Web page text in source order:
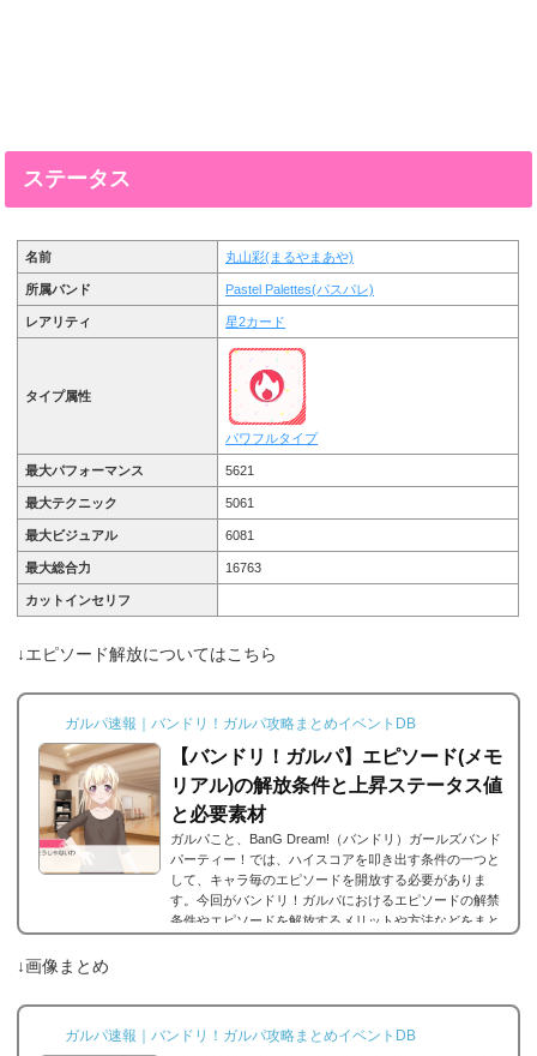
ステータス
名前 丸山彩(まるやまあや)
所属バンド Pastel Palettes(パスパレ)
レアリティ 星2カード
タイプ属性
パワフルタイプ
最大パフォーマンス 5621
最大テクニック 5061
最大ビジュアル 6081
最大総合力 16763
カットインセリフ
↓エピソード解放についてはこちら
ガルパ速報｜バンドリ！ガルパ攻略まとめイベントDB
【バンドリ！ガルパ】エピソード(メモ
リアル)の解放条件と上昇ステータス値
と必要素材
ガルパこと、BanG Dream!（バンドリ）ガールズバンド
パーティー！では、ハイスコアを叩き出す条件の一つと
して、キャラ毎のエピソードを開放する必要がありま
す。今回がバンドリ！ガルパにおけるエピソードの解禁
条件やエピソードを解放するメリットや方法などをまと
す。エピソードは各キャラクターの詳細にあり、解放す
よ...
↓画像まとめ
ガルパ速報｜バンドリ！ガルパ攻略まとめイベントDB